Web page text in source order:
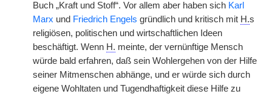
Buch „Kraft und Stoff“. Vor allem aber haben sich Karl
Marx und Friedrich Engels gründlich und kritisch mit H.s
religiösen, politischen und wirtschaftlichen Ideen
beschäftigt. Wenn H. meinte, der vernünftige Mensch
würde bald erfahren, daß sein Wohlergehen von der Hilfe
seiner Mitmenschen abhänge, und er würde sich durch
eigene Wohltaten und Tugendhaftigkeit diese Hilfe zu